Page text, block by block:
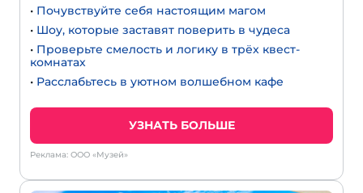
• Почувствуйте себя настоящим магом
• Шоу, которые заставят поверить в чудеса
• Проверьте смелость и логику в трёх квест-
комнатах
• Расслабьтесь в уютном волшебном кафе
УЗНАТЬ БОЛЬШЕ
Реклама: ООО «Музей»